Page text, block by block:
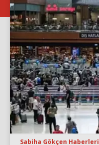
Sabiha Gökçen Haberleri